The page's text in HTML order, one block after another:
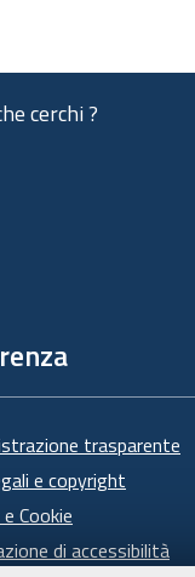
cerchi ?
trasparente
e copyright
Cookie
di accessibilità